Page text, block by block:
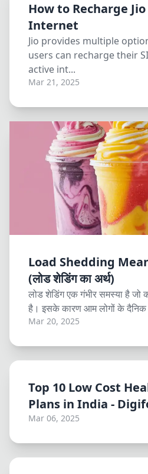
How to Recharge
Internet
Jio provides multiple
users can recharge their
active int...
Mar 21, 2025
Load Shedding
(लोड शेडिंग का अर्थ)
लोड शेडिंग एक गंभीर समस्या है जो
है। इसके कारण आम लोगों के दैनिक
Mar 20, 2025
Top 10 Low Cost
Plans in India -
Mar 06, 2025